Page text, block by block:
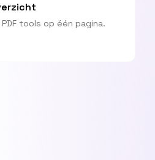
tools op één pagina.